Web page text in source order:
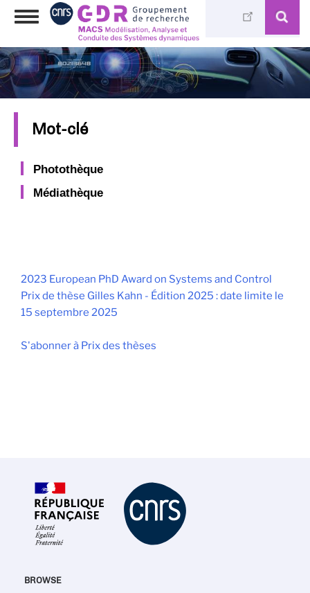
Aller
principal
Toggle
Mot-clé
Photothèque
Médiathèque
2023 European PhD Award on Systems and Control
Prix de thèse Gilles Kahn - Édition 2025 : date limite le
15 septembre 2025
S'abonner à Prix des thèses
BROWSE